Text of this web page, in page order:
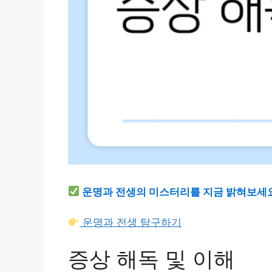
운명과 전생의 미스터리를 지금 밝혀보세
운명과 전생 탐구하기
증상 해독 및 이해